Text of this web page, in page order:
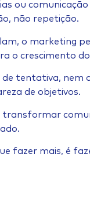
ou
não repetição.
o marketing
o crescimento do
tentativa, nem
de objetivos.
transformar
fazer mais, é